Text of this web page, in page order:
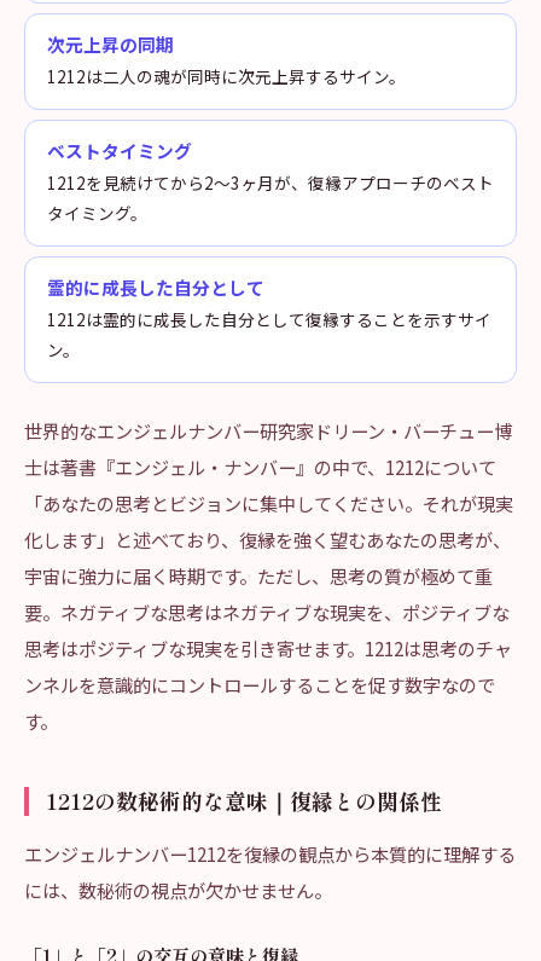
次元上昇の同期
1212は二人の魂が同時に次元上昇するサイン。
ベストタイミング
1212を見続けてから2〜3ヶ月が、復縁アプローチのベスト
タイミング。
霊的に成長した自分として
1212は霊的に成長した自分として復縁することを示すサイ
ン。
世界的なエンジェルナンバー研究家ドリーン・バーチュー博
士は著書『エンジェル・ナンバー』の中で、1212について
「あなたの思考とビジョンに集中してください。それが現実
化します」と述べており、復縁を強く望むあなたの思考が、
宇宙に強力に届く時期です。ただし、思考の質が極めて重
要。ネガティブな思考はネガティブな現実を、ポジティブな
思考はポジティブな現実を引き寄せます。1212は思考のチャ
ンネルを意識的にコントロールすることを促す数字なので
す。
1212の数秘術的な意味｜復縁との関係性
エンジェルナンバー1212を復縁の観点から本質的に理解する
には、数秘術の視点が欠かせません。
「1」と「2」の交互の意味と復縁